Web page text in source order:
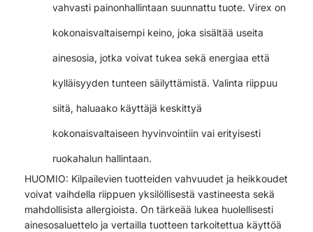
vahvasti painonhallintaan suunnattu tuote. Virex on
kokonaisvaltaisempi keino, joka sisältää useita
ainesosia, jotka voivat tukea sekä energiaa että
kylläisyyden tunteen säilyttämistä. Valinta riippuu
siitä, haluaako käyttäjä keskittyä
kokonaisvaltaiseen hyvinvointiin vai erityisesti
ruokahalun hallintaan.
HUOMIO: Kilpailevien tuotteiden vahvuudet ja heikkoudet
voivat vaihdella riippuen yksilöllisestä vastineesta sekä
mahdollisista allergioista. On tärkeää lukea huolellisesti
ainesosaluettelo ja vertailla tuotteen tarkoitettua käyttöä